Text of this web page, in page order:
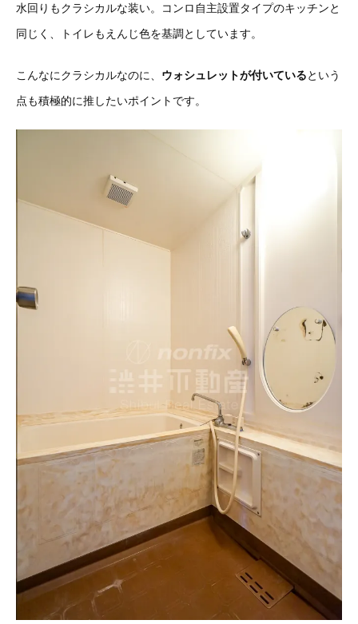
水回りもクラシカルな装い。コンロ自主設置タイプのキッチンと
同じく、トイレもえんじ色を基調としています。
こんなにクラシカルなのに、 ウォシュレットが付いているという
点も積極的に推したいポイントです。